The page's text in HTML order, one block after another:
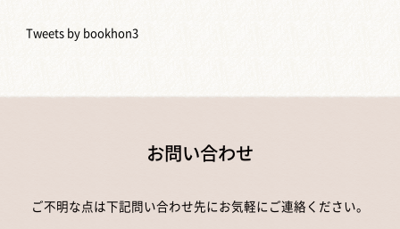
Tweets by bookhon3
お問い合わせ
ご不明な点は下記問い合わせ先にお気軽にご連絡ください。